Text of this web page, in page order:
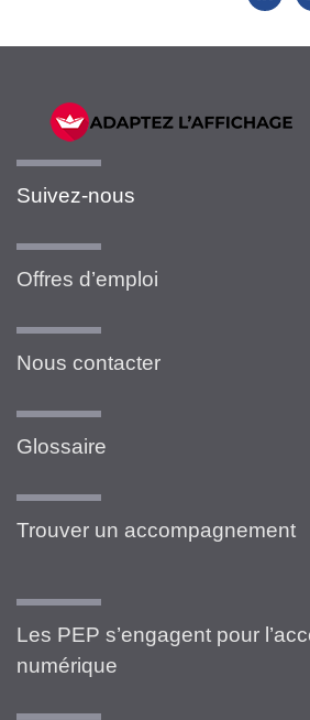
Suivez-nous
Offres d’emploi
Nous contacter
Glossaire
Trouver un accompagnement
Les PEP s’engagent pour
numérique